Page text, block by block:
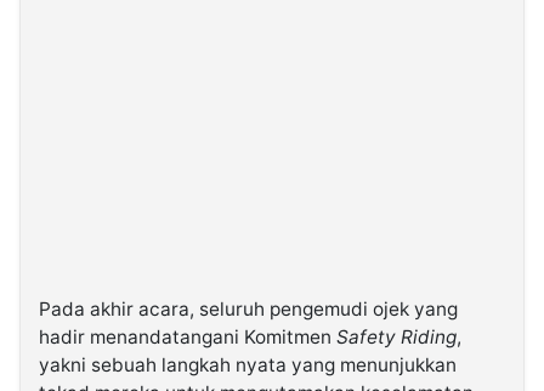
Pada akhir acara, seluruh pengemudi ojek yang
hadir menandatangani Komitmen Safety Riding,
yakni sebuah langkah nyata yang menunjukkan